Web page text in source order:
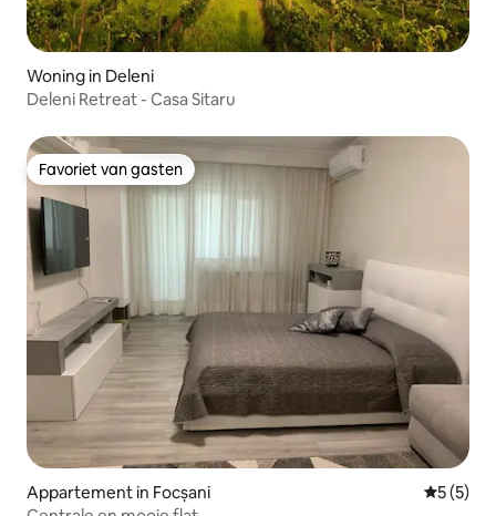
Woning in Deleni
Deleni Retreat - Casa Sitaru
Favoriet van gasten
Favoriet van gasten
Appartement in Focșani
5 (5)